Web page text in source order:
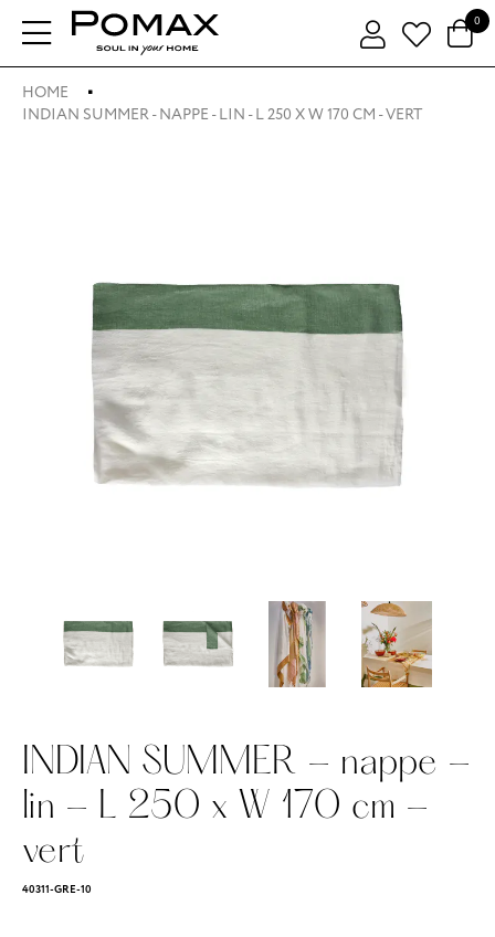
0
HOME
INDIAN SUMMER - NAPPE - LIN - L 250 X W 170 CM - VERT
INDIAN SUMMER - nappe -
lin - L 250 x W 170 cm -
vert
40311-GRE-10